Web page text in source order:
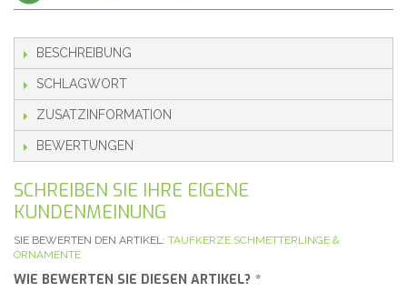
BESCHREIBUNG
SCHLAGWORT
ZUSATZINFORMATION
BEWERTUNGEN
SCHREIBEN SIE IHRE EIGENE
KUNDENMEINUNG
SIE BEWERTEN DEN ARTIKEL: TAUFKERZE SCHMETTERLINGE &
ORNAMENTE
WIE BEWERTEN SIE DIESEN ARTIKEL? *